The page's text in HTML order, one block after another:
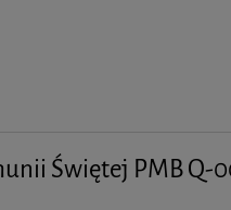
Świętej PMB Q-